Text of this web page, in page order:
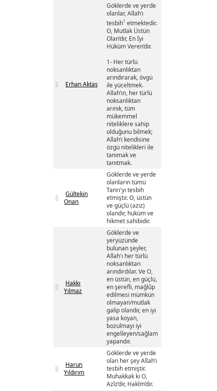
Erhan Aktaş
Göklerde ve yerde
olanlar, Allah’ı
tesbih1 etmektedir.
O, Mutlak Üstün
Olan’dır, En İyi
Hüküm Veren’dir.
1- Her türlü
noksanlıktan
arındırarak, övgü
ile yüceltmek.
Allah’ın, her türlü
noksanlıktan
arınık, tüm
mükemmel
niteliklere sahip
olduğunu bilmek;
Allah’ı kendisine
özgü nitelikleri ile
tanımak ve
tanıtmak.
Gültekin
Onan
Göklerde ve yerde
olanların tümü
Tanrı'yı tesbih
etmiştir. O, üstün
ve güçlü (aziz)
olandır, hüküm ve
hikmet sahibidir.
Hakkı
Yılmaz
Göklerde ve
yeryüzünde
bulunan şeyler,
Allah'ı her türlü
noksanlıktan
arındırdılar. Ve O,
en üstün, en güçlü,
en şerefli, mağlûp
edilmesi mümkün
olmayan/mutlak
galip olandır, en iyi
yasa koyan,
bozulmayı iyi
engelleyen/sağlam
yapandır.
Harun
Yıldırım
Göklerde ve yerde
olan her şey Allah’ı
tesbih etmiştir.
Muhakkak ki O,
Azîz’dir, Hakîm’dir.